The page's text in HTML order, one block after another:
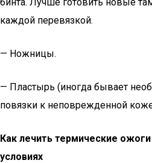
каждой перевязкой.
— Ножницы.
— Пластырь (иногда бывает
повязки к неповрежденной
Как лечить термические
условиях